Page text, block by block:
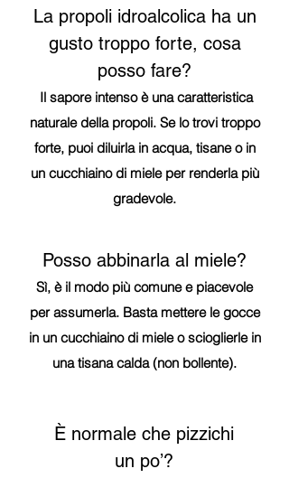
La propoli idroalcolica ha un
gusto troppo forte, cosa
posso fare?
Il sapore intenso è una caratteristica
naturale della propoli. Se lo trovi troppo
forte, puoi diluirla in acqua, tisane o in
un cucchiaino di miele per renderla più
gradevole.
Posso abbinarla al miele?
Sì, è il modo più comune e piacevole
per assumerla. Basta mettere le gocce
in un cucchiaino di miele o scioglierle in
una tisana calda (non bollente).
È normale che pizzichi
un po’?